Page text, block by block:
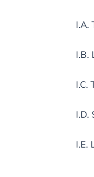
I.A.
I.B. Le
I.C.
I.D.
I.E. Les